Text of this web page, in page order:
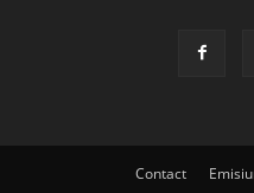
Contact